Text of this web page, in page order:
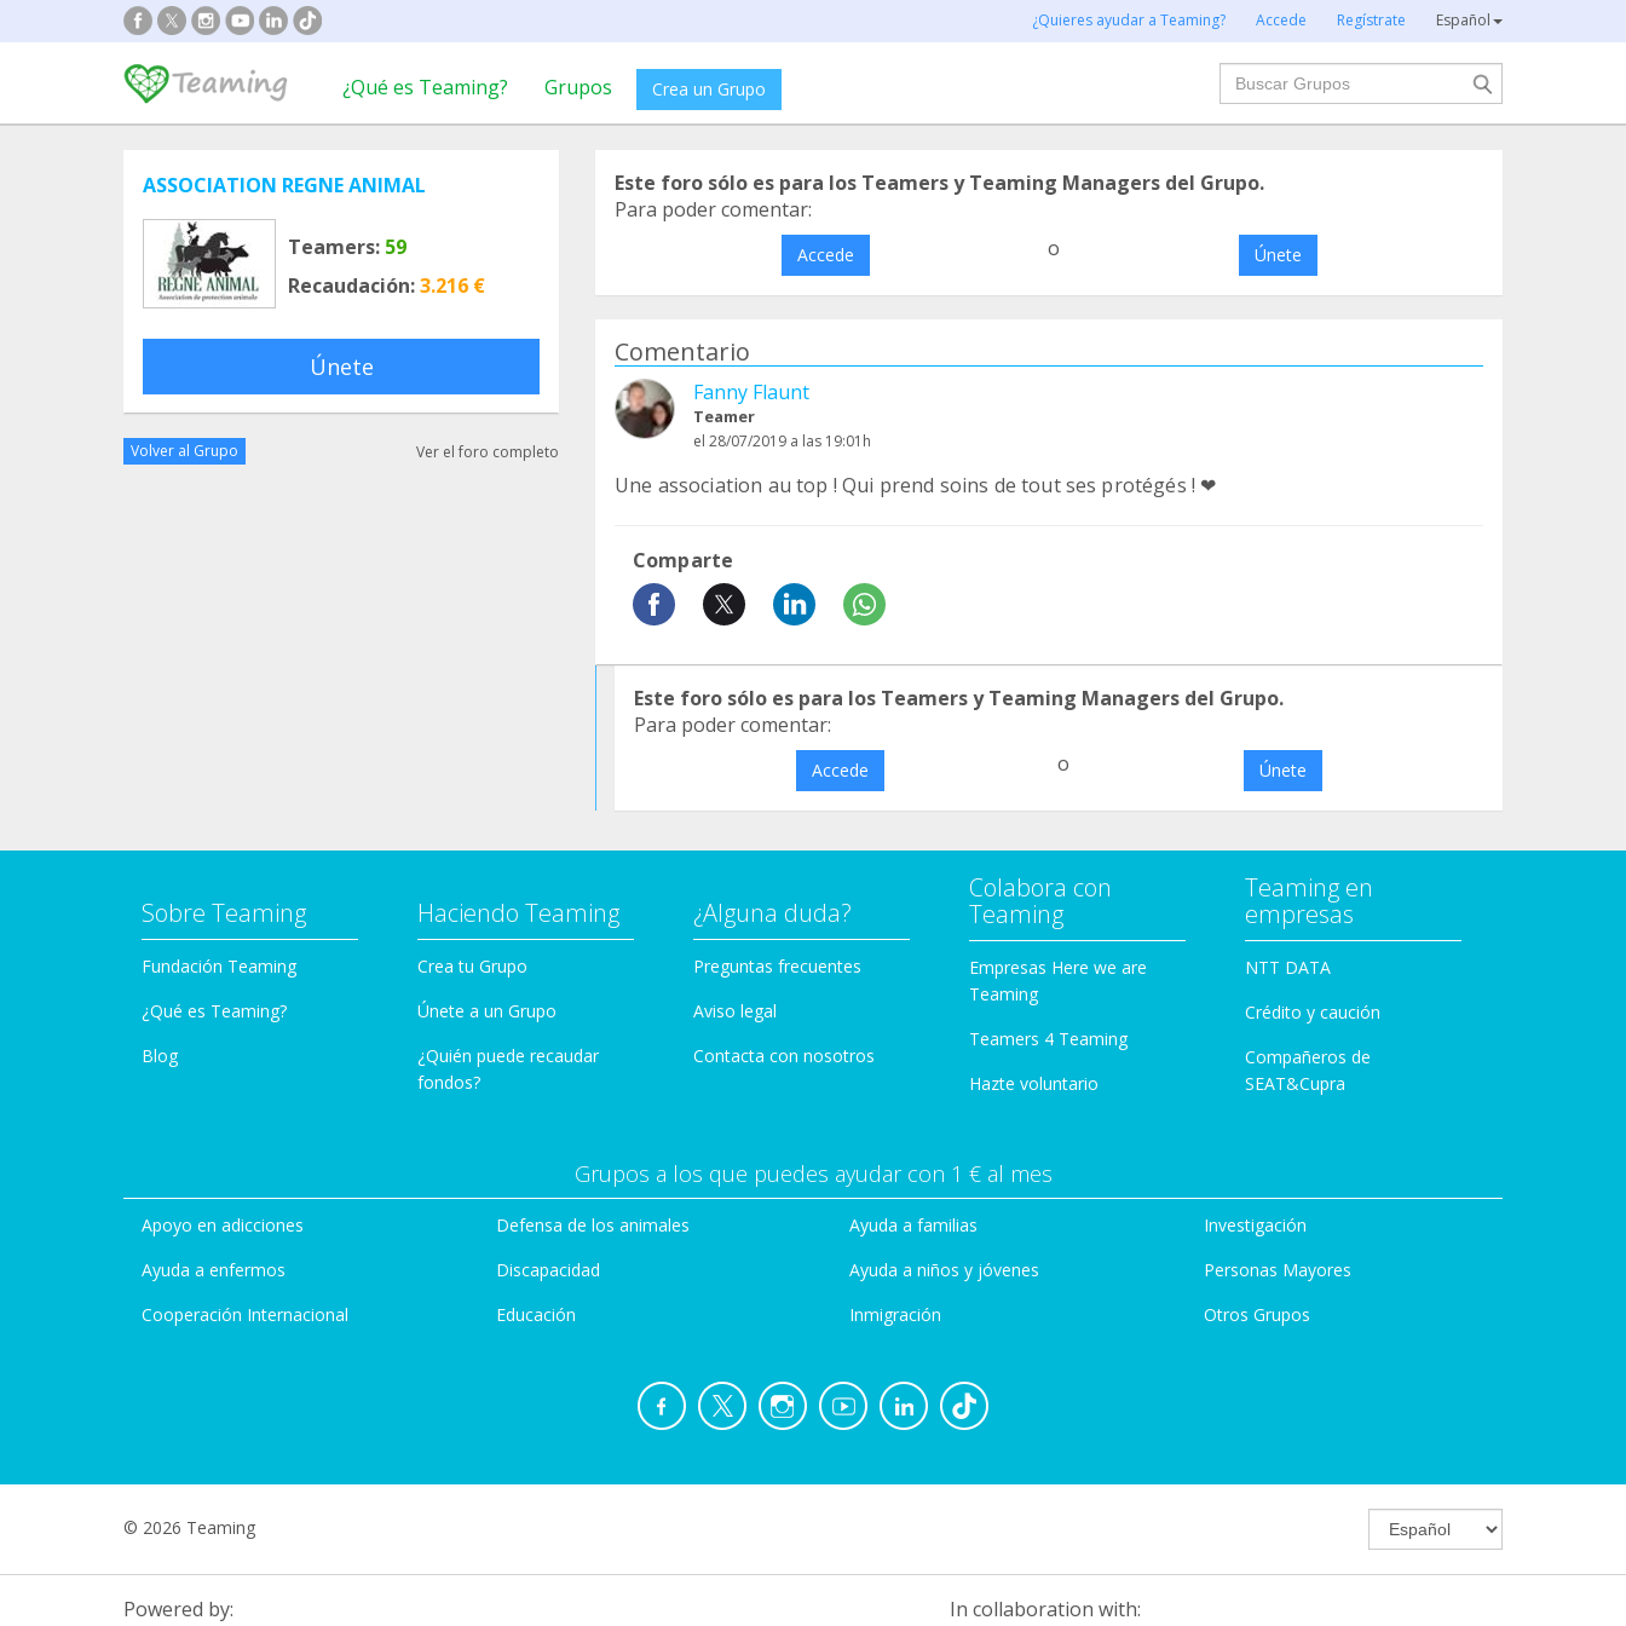
¿Quieres ayudar a Teaming? Accede Regístrate Español
¿Qué es Teaming? Grupos Crea un Grupo
Buscar
ASSOCIATION REGNE ANIMAL
Teamers: 59
Recaudación:3.216 €
Únete
Volver al Grupo Ver el foro completo
Este foro sólo es para los Teamers y Teaming Managers del Grupo.
Para poder comentar:
Accede o Únete
Comentario
Fanny Flaunt
Teamer
el 28/07/2019 a las 19:01h
Une association au top ! Qui prend soins de tout ses protégés ! ❤
Comparte
Este foro sólo es para los Teamers y Teaming Managers del Grupo.
Para poder comentar:
Accede o Únete
Sobre Teaming
Fundación Teaming
¿Qué es Teaming?
Blog
Haciendo Teaming
Crea tu Grupo
Únete a un Grupo
¿Quién puede recaudar
fondos?
¿Alguna duda?
Preguntas frecuentes
Aviso legal
Contacta con nosotros
Colabora con
Teaming
Empresas Here we are
Teaming
Teamers 4 Teaming
Hazte voluntario
Teaming en
empresas
NTT DATA
Crédito y caución
Compañeros de
SEAT&Cupra
Grupos a los que puedes ayudar con 1 € al mes
Apoyo en adicciones
Ayuda a enfermos
Cooperación Internacional
Defensa de los animales
Discapacidad
Educación
Ayuda a familias
Ayuda a niños y jóvenes
Inmigración
Investigación
Personas Mayores
Otros Grupos
© 2026 Teaming
Powered by: In collaboration with: